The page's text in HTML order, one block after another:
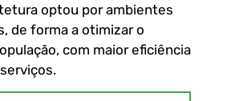
optou por ambientes
de forma a otimizar o
com maior eficiência